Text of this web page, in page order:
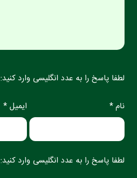
لطفا پاسخ را به عدد انگلیسی وارد کنید:
نام * ایمیل *
لطفا پاسخ را به عدد انگلیسی وارد کنید: